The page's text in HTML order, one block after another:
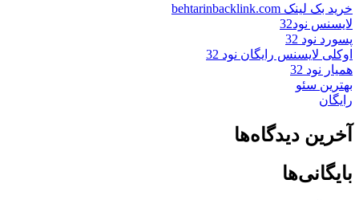
خرید بک لینک behtarinbacklink.com
لایسنس نود32
پسورد نود 32
اوکلی لایسنس رایگان نود 32
همیار نود 32
بهترین سئو
رایگان
آخرین دیدگاه‌ها
بایگانی‌ها